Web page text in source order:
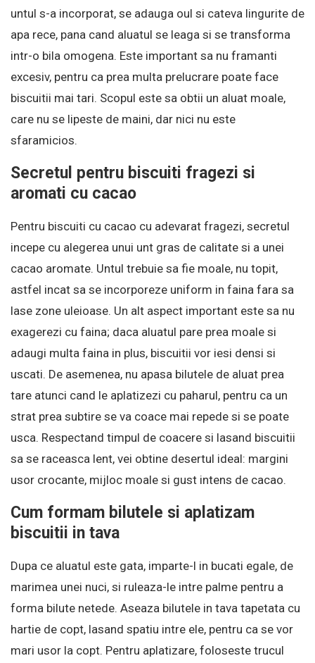
untul s-a incorporat, se adauga oul si cateva lingurite de
apa rece, pana cand aluatul se leaga si se transforma
intr-o bila omogena. Este important sa nu framanti
excesiv, pentru ca prea multa prelucrare poate face
biscuitii mai tari. Scopul este sa obtii un aluat moale,
care nu se lipeste de maini, dar nici nu este
sfaramicios.
Secretul pentru biscuiti fragezi si
aromati cu cacao
Pentru biscuiti cu cacao cu adevarat fragezi, secretul
incepe cu alegerea unui unt gras de calitate si a unei
cacao aromate. Untul trebuie sa fie moale, nu topit,
astfel incat sa se incorporeze uniform in faina fara sa
lase zone uleioase. Un alt aspect important este sa nu
exagerezi cu faina; daca aluatul pare prea moale si
adaugi multa faina in plus, biscuitii vor iesi densi si
uscati. De asemenea, nu apasa bilutele de aluat prea
tare atunci cand le aplatizezi cu paharul, pentru ca un
strat prea subtire se va coace mai repede si se poate
usca. Respectand timpul de coacere si lasand biscuitii
sa se raceasca lent, vei obtine desertul ideal: margini
usor crocante, mijloc moale si gust intens de cacao.
Cum formam bilutele si aplatizam
biscuitii in tava
Dupa ce aluatul este gata, imparte-l in bucati egale, de
marimea unei nuci, si ruleaza-le intre palme pentru a
forma bilute netede. Aseaza bilutele in tava tapetata cu
hartie de copt, lasand spatiu intre ele, pentru ca se vor
mari usor la copt. Pentru aplatizare, foloseste trucul